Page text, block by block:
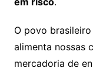
O povo
alimenta nossas
mercadoria de